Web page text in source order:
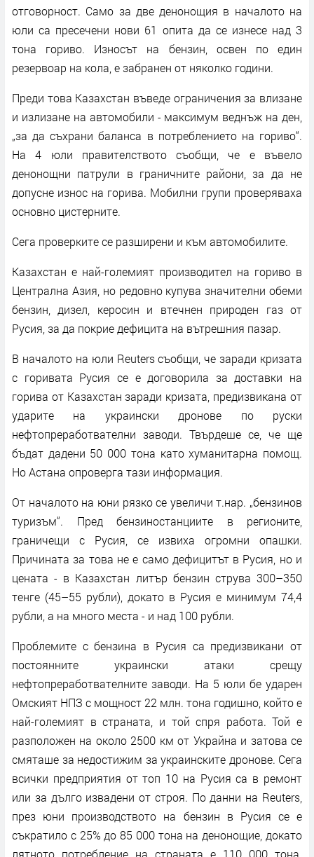
отговорност. Само за две денонощия в началото на
юли са пресечени нови 61 опита да се изнесе над 3
тона гориво. Износът на бензин, освен по един
резервоар на кола, е забранен от няколко години.
Преди това Казахстан въведе ограничения за влизане
и излизане на автомобили - максимум веднъж на ден,
„за да съхрани баланса в потреблението на гориво“.
На 4 юли правителството съобщи, че е въвело
денонощни патрули в граничните райони, за да не
допусне износ на горива. Мобилни групи проверяваха
основно цистерните.
Сега проверките се разширени и към автомобилите.
Казахстан е най-големият производител на гориво в
Централна Азия, но редовно купува значителни обеми
бензин, дизел, керосин и втечнен природен газ от
Русия, за да покрие дефицита на вътрешния пазар.
В началото на юли Reuters съобщи, че заради кризата
с горивата Русия се е договорила за доставки на
горива от Казахстан заради кризата, предизвикана от
ударите на украински дронове по руски
нефтопреработвателни заводи. Твърдеше се, че ще
бъдат дадени 50 000 тона като хуманитарна помощ.
Но Астана опроверга тази информация.
От началото на юни рязко се увеличи т.нар. „бензинов
туризъм“. Пред бензиностанциите в регионите,
граничещи с Русия, се извиха огромни опашки.
Причината за това не е само дефицитът в Русия, но и
цената - в Казахстан литър бензин струва 300–350
тенге (45–55 рубли), докато в Русия е минимум 74,4
рубли, а на много места - и над 100 рубли.
Проблемите с бензина в Русия са предизвикани от
постоянните украински атаки срещу
нефтопреработвателните заводи. На 5 юли бе ударен
Омският НПЗ с мощност 22 млн. тона годишно, който е
най-големият в страната, и той спря работа. Той е
разположен на около 2500 км от Украйна и затова се
смяташе за недостижим за украинските дронове. Сега
всички предприятия от топ 10 на Русия са в ремонт
или за дълго извадени от строя. По данни на Reuters,
през юни производството на бензин в Русия се е
съкратило с 25% до 85 000 тона на денонощие, докато
лятното потребление на страната е 110 000 тона.